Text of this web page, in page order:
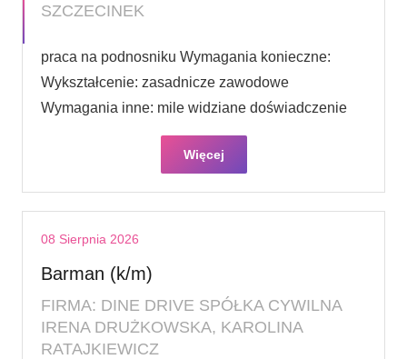
SZCZECINEK
praca na podnosniku Wymagania konieczne:
Wykształcenie: zasadnicze zawodowe
Wymagania inne: mile widziane doświadczenie
Więcej
08 Sierpnia 2026
Barman (k/m)
FIRMA: DINE DRIVE SPÓŁKA CYWILNA
IRENA DRUŻKOWSKA, KAROLINA
RATAJKIEWICZ